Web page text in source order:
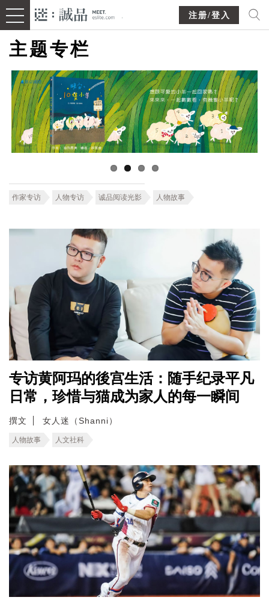
注册/登入
主题专栏
作家专访 人物专访 诚品阅读光影 人物故事
专访黄阿玛的後宫生活：随手纪录平凡
日常，珍惜与猫成为家人的每一瞬间
撰文 女人迷（Shanni）
人物故事 人文社科